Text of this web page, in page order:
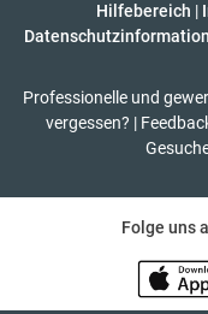
Hilfebereich |
Datenschutzinformation
Professionelle und
vergessen? |
Folge uns